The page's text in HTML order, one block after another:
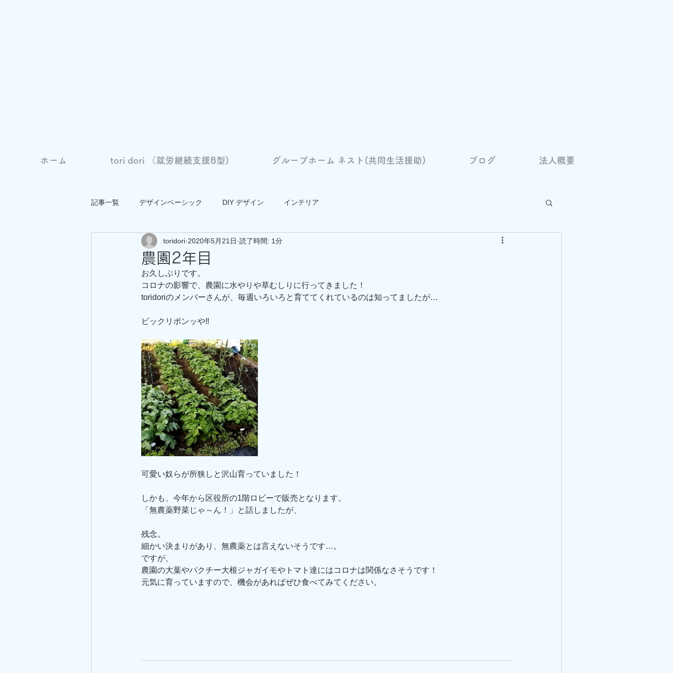
ホーム tori dori （就労継続支援B型) グループホーム ネスト(共同生活援助) ブログ 法人概要
記事一覧 デザインベーシック DIY デザイン インテリア
農園2年目
toridori 2020年5月21日 読了時間: 1分
お久しぶりです。
コロナの影響で、農園に水やりや草むしりに行ってきました！
toridoriのメンバーさんが、毎週いろいろと育ててくれているのは知ってましたが…
ビックリポンッや‼
可愛い奴らが所狭しと沢山育っていました！
しかも、今年から区役所の1階ロビーで販売となります。
「無農薬野菜じゃ～ん！」と話しましたが、
残念。
細かい決まりがあり、無農薬とは言えないそうです…。
ですが、
農園の大葉やパクチー大根ジャガイモやトマト達にはコロナは関係なさそうです！
元気に育っていますので、機会があればぜひ食べてみてください。